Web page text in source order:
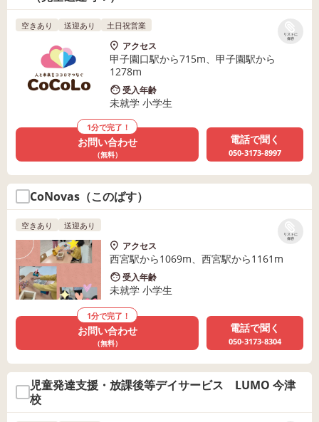
リストに
保存
空きあり 送迎あり 土日祝営業
アクセス
甲子園口駅から715m、甲子園駅から
1278m
受入年齢
未就学 小学生
1分で完了！
お問い合わせ
（無料）
電話で聞く
050-3173-8997
CoNovas（このばす）
リストに
保存
空きあり 送迎あり
アクセス
西宮駅から1069m、西宮駅から1161m
受入年齢
未就学 小学生
1分で完了！
お問い合わせ
（無料）
電話で聞く
050-3173-8304
児童発達支援・放課後等デイサービス LUMO 今津
校